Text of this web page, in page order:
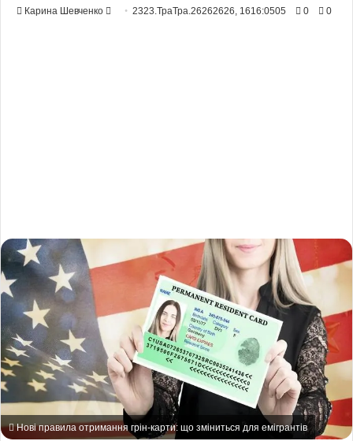
Карина Шевченко
Send2323.ТраТра.26262626, 1616:0505 0 0
Нові правила отримання грін-карти: що зміниться для емігрантів